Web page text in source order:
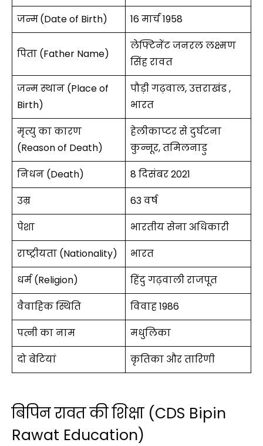
जन्म(Date of Birth) 16 मार्च 1958
पिता (Father Name)
लेफ्टिनेंट जनरल लक्ष्मण
सिंह रावत
जन्म स्थान (Place of
Birth)
पौड़ी गढ़वाल, उत्तराखंड ,
भारत
मृत्यु का कारण
(Reason of Death)
हेलीकाप्टर से दुर्घटना
कुन्नूर, तमिलनाडु
निधन (Death)
8 दिसंबर 2021
उम्र
63 वर्ष
पेशा
भारतीय सेना अधिकारी
राष्ट्रीयता (Nationality)
भारत
धर्म (Religion)
हिंदु गढ़वाली राजपूत
वैवाहिक स्थिति
विवाह 1986
पत्नी का नाम
मधुलिका
दो बेटियां
कृतिका और तारिणी
बिपिन रावत की शिक्षा (CDS Bipin
Rawat Education)